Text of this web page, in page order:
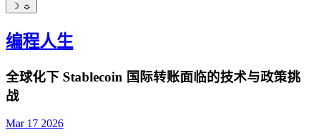
☽ ☼
编程人生
全球化下 Stablecoin 国际转账面临的技术与政策挑
战
Mar 17 2026